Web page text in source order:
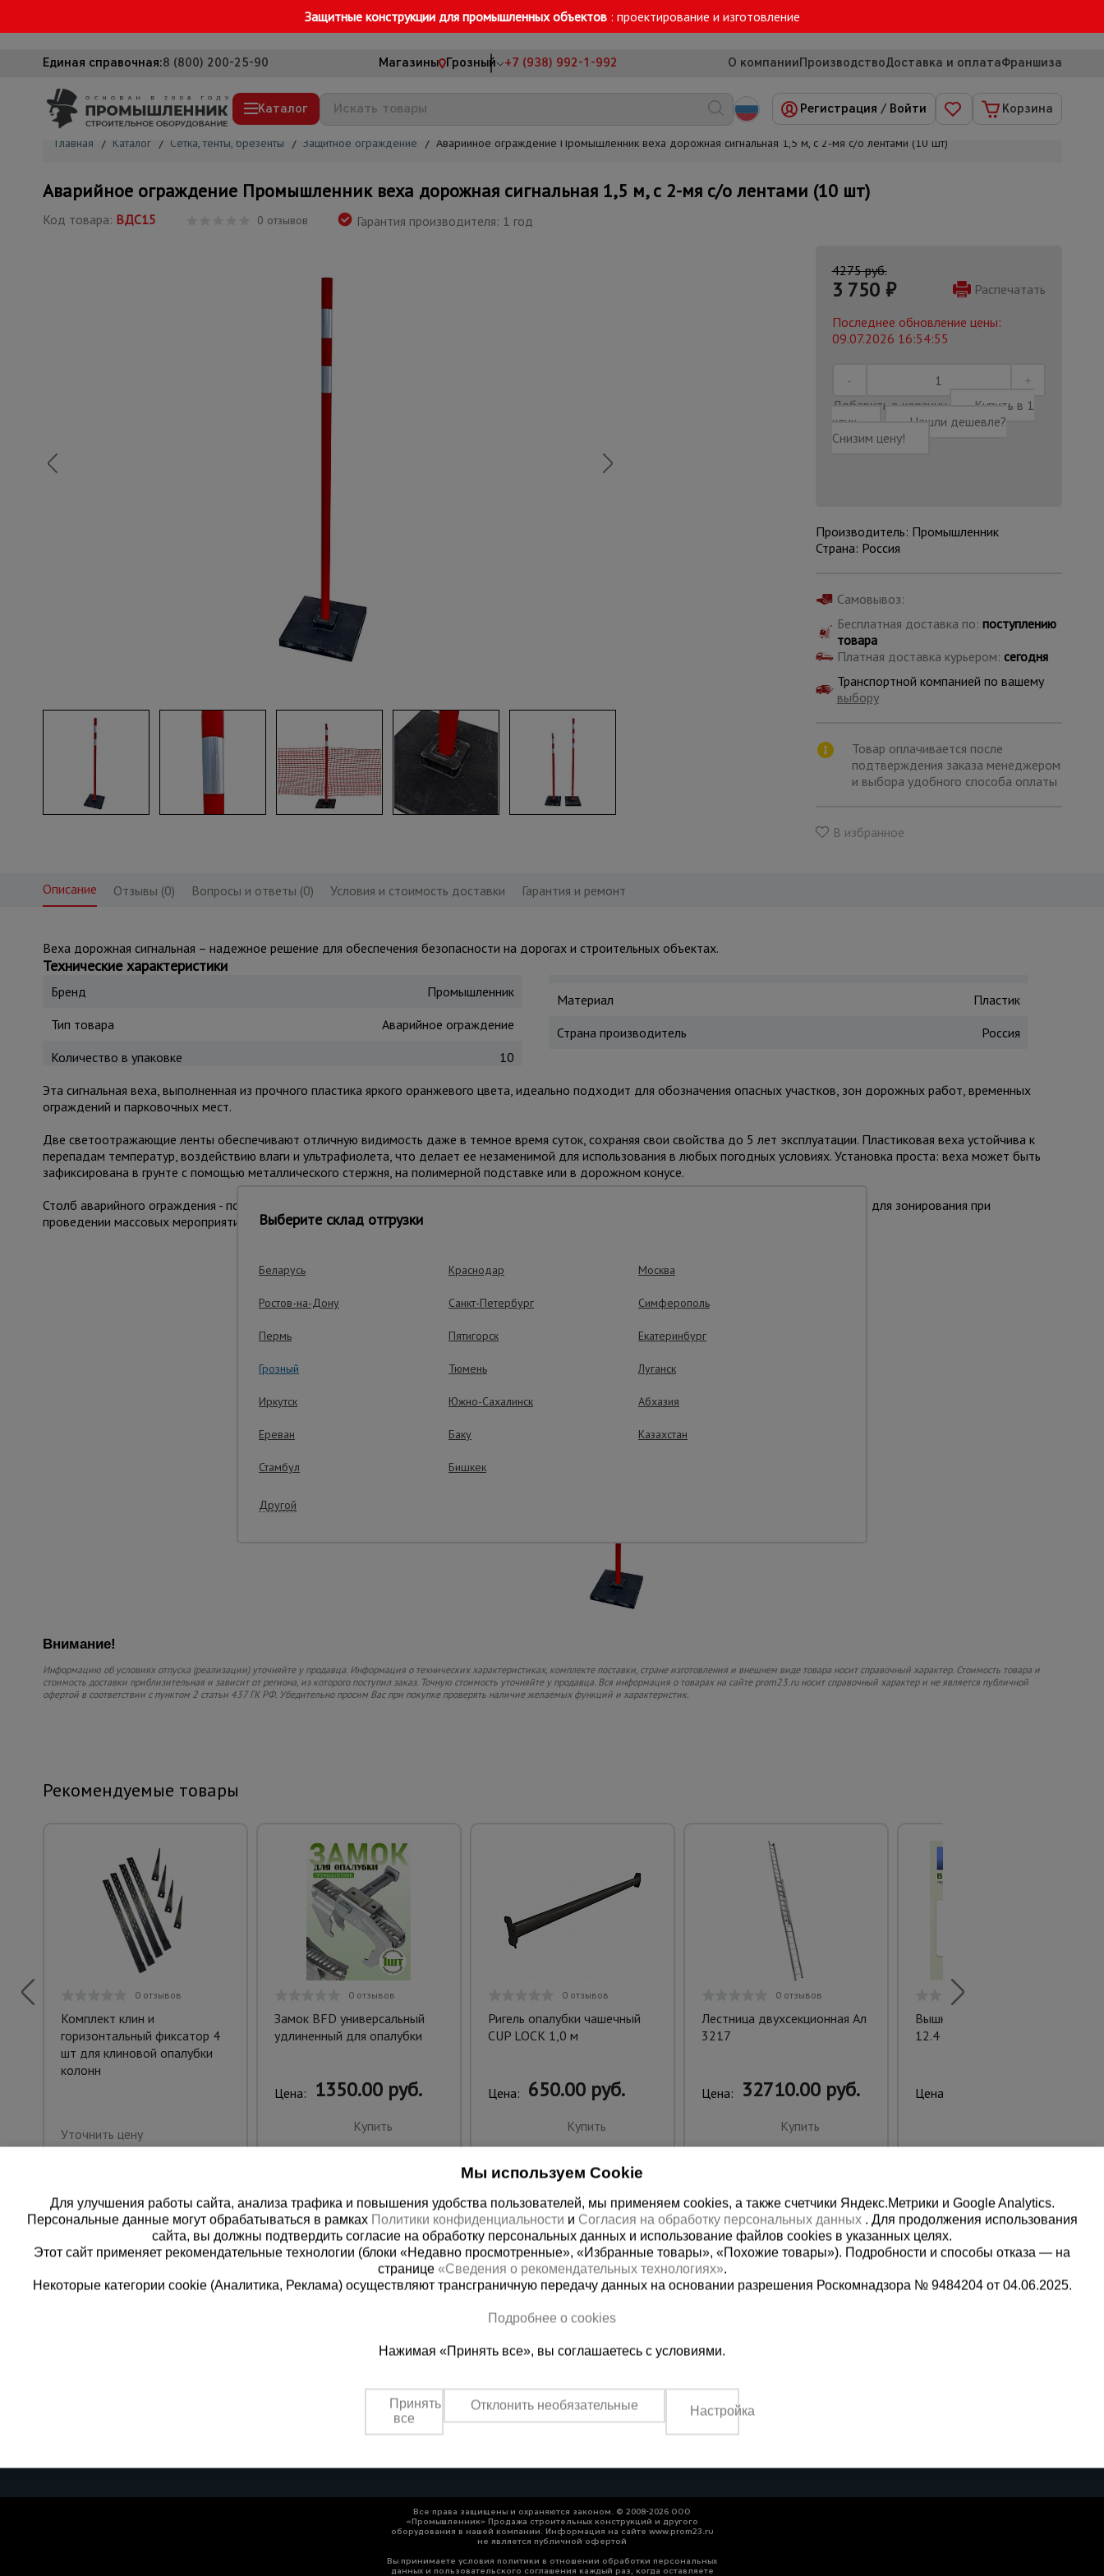
Защитные конструкции для промышленных объектов : проектирование и изготовление
Единая справочная:8 (800) 200-25-90 Магазины Грозный +7 (938) 992-1-992 О компанииПроизводствоДоставка и оплатаФраншиза
Каталог
Вышки-туры
Подмости строительные
Строительные подъемники
Грузоподъемное оборудование
Мусоропровод строительный
Штукатурные комплекты
Каталог
всех
товаров
Регистрация / Войти Корзина
Главная / Каталог / Сетка, тенты, брезенты / Защитное ограждение / Аварийное ограждение Промышленник веха дорожная сигнальная 1,5 м, с 2-мя с/о лентами (10 шт)
Аварийное ограждение Промышленник веха дорожная сигнальная 1,5 м, с 2-мя с/о лентами (10 шт)
Код товара: ВДС15 0 отзывов Гарантия производителя: 1 год
4275 руб.
3 750 ₽
Распечатать
Последнее обновление цены:
09.07.2026 16:54:55
Добавить в корзину
Купить в 1
клик
Нашли дешевле?
Снизим цену!
Производитель: Промышленник
Страна: Россия
Самовывоз:
Бесплатная доставка по: поступлению
товара
Платная доставка курьером: сегодня
Транспортной компанией по вашему
выбору
Товар оплачивается после
подтверждения заказа менеджером
и выбора удобного способа оплаты
В избранное
Описание Отзывы (0) Вопросы и ответы (0) Условия и стоимость доставки Гарантия и ремонт
Веха дорожная сигнальная – надежное решение для обеспечения безопасности на дорогах и строительных объектах.
Технические характеристики
Бренд
Промышленник
Тип товара
Аварийное ограждение
Количество в упаковке
10
Материал
Пластик
Страна производитель
Россия
Эта сигнальная веха, выполненная из прочного пластика яркого оранжевого цвета, идеально подходит для обозначения опасных участков, зон дорожных работ, временных
ограждений и парковочных мест.
Две светоотражающие ленты обеспечивают отличную видимость даже в темное время суток, сохраняя свои свойства до 5 лет эксплуатации. Пластиковая веха устойчива к
перепадам температур, воздействию влаги и ультрафиолета, что делает ее незаменимой для использования в любых погодных условиях. Установка проста: веха может быть
зафиксирована в грунте с помощью металлического стержня, на полимерной подставке или в дорожном конусе.
Столб аварийного ограждения - подходит для временного ограждения на стройках, разметки газопроводов, нефтепроводов, зимников, а также для зонирования при
проведении массовых мероприятий и спортивных соревнований. В комплекте 10 штук – оптимальный выбор для оптовых закупок.
Важные преимущества – эффективная работа
Внимание!
Информацию об условиях отпуска (реализации) уточняйте у продавца. Информация о технических характеристиках, комплекте поставки, стране изготовления и внешнем виде товара носит справочный характер. Стоимость товара и
стоимость доставки приблизительная и зависит от региона, из которого поступил заказ. Точную стоимость уточняйте у продавца. Вся информация о товарах на сайте prom23.ru носит справочный характер и не является публичной
офертой в соответствии с пунктом 2 статьи 437 ГК РФ. Убедительно просим Вас при покупке проверять наличие желаемых функций и характеристик.
Рекомендуемые товары
0 отзывов
Комплект клин и
горизонтальный фиксатор 4
шт для клиновой опалубки
колонн
Уточнить цену
0 отзывов
Замок BFD универсальный
удлиненный для опалубки
Цена: 1350.00 руб.
Купить
0 отзывов
Ригель опалубки чашечный
CUP LOCK 1,0 м
Цена: 650.00 руб.
Купить
0 отзывов
Лестница двухсекционная Ал
3217
Цена: 32710.00 руб.
Купить
Вышка-тура ВСП 1.2х2.0,
12.4 м ver. 2.0
Цена:
8 (800) 200-25-90
бесплатно по России
+7 (938) 992-1-992
Пн-Пт: с 9:00 до 17:30,
Все права защищены и охраняются законом. © 2008-2026 ООО
«Промышленник» Продажа строительных конструкций и другого
оборудования в нашей компании. Информация на сайте www.prom23.ru
не является публичной офертой
Вы принимаете условия политики в отношении обработки персональных
данных и пользовательского соглашения каждый раз, когда оставляете
Выберите склад отгрузки
Беларусь Краснодар Москва
Ростов-на-Дону Санкт-Петербург Симферополь
Пермь Пятигорск Екатеринбург
Грозный Тюмень Луганск
Иркутск Южно-Сахалинск Абхазия
Ереван Баку Казахстан
Стамбул Бишкек
Другой
Мы используем Cookie
Для улучшения работы сайта, анализа трафика и повышения удобства пользователей, мы применяем cookies, а также счетчики Яндекс.Метрики и Google Analytics.
Персональные данные могут обрабатываться в рамках Политики конфиденциальности и Согласия на обработку персональных данных . Для продолжения использования
сайта, вы должны подтвердить согласие на обработку персональных данных и использование файлов cookies в указанных целях.
Этот сайт применяет рекомендательные технологии (блоки «Недавно просмотренные», «Избранные товары», «Похожие товары»). Подробности и способы отказа — на
странице «Сведения о рекомендательных технологиях».
Некоторые категории cookie (Аналитика, Реклама) осуществляют трансграничную передачу данных на основании разрешения Роскомнадзора № 9484204 от 04.06.2025.
Подробнее о cookies
Нажимая «Принять все», вы соглашаетесь с условиями.
Принять
все
Отклонить необязательные Настройка